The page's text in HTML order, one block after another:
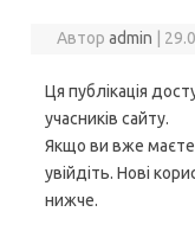
Авторadmin
Ця публікація
учасників сайту.
Якщо ви вже маєте
увійдіть. Нові
нижче.